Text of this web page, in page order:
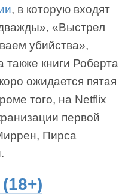
, в которую входят
«Выстрел
убийства»,
также книги Роберта
ожидается пятая
того, на Netflix
первой
Пирса